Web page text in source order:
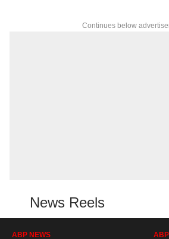
Continues below
News Reels
ABP NEWS